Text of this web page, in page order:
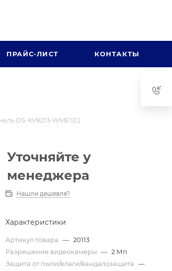
ПРАЙС-ЛИСТ КОНТАКТЫ
DS-KV8213-WME1(C)
Уточняйте у
менеджера
Нашли дешевле?
Характеристики
Артикул товара — 20113
Разрешение видеокамеры — 2 Мп
Защита от пыли/влаги/вандалозащита —